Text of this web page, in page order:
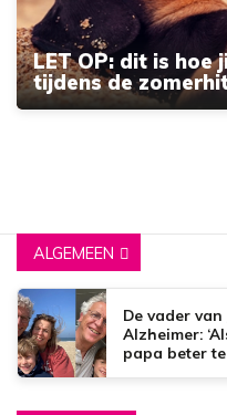
LET OP: dit is hoe
tijdens de
ALGEMEEN
De vader
Alzheimer:
papa beter